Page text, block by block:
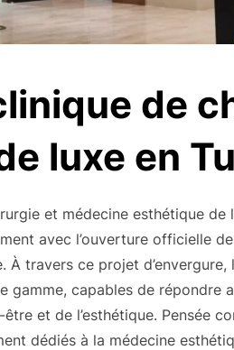
de
luxe en
et médecine esthétique de
avec l’ouverture officielle
travers ce projet
gamme, capables de répondre
et de l’esthétique. Pensée
dédiés à la médecine